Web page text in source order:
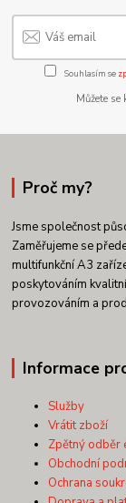
Souhlasím se
Můžete
Proč my?
Jsme společnost
Zaměřujeme se
multifunkční A3
poskytováním
provozováním a
Informace
Služby
Vrátit zboží
Zpětný odběr
Obchodní
Ochrana